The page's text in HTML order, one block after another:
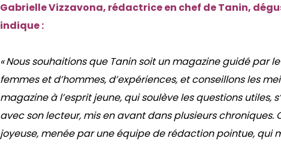
Gabrielle Vizzavona, rédactrice en chef de Tanin,
indique :
« Nous souhaitions que Tanin soit un magazine guidé par
femmes et d’hommes, d’expériences, et conseillons les
magazine à l’esprit jeune, qui soulève les questions
avec son lecteur, mis en avant dans plusieurs chroniques.
joyeuse, menée par une équipe de rédaction pointue,